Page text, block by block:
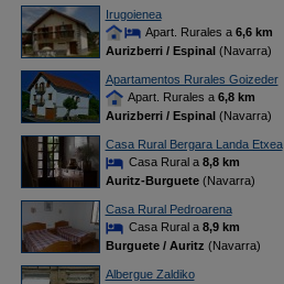
Irugoienea
Apart. Rurales a 6,6 km
Aurizberri / Espinal(Navarra)
Apartamentos Rurales Goizeder
Apart. Rurales a 6,8 km
Aurizberri / Espinal(Navarra)
Casa Rural Bergara Landa Etxea
Casa Rural a 8,8 km
Auritz-Burguete(Navarra)
Casa Rural Pedroarena
Casa Rural a 8,9 km
Burguete / Auritz (Navarra)
Albergue Zaldiko